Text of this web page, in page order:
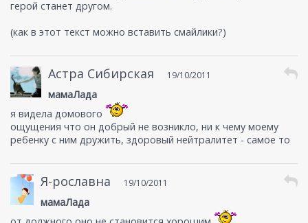
герой станет другом.
(как в этот текст можно вставить смайлики?)
Астра Сибирская 19/10/2011
мамаЛада
я видела домового
ощущения что он добрый не возникло, ни к чему моему
ребенку с ним дружить, здоровый нейтралитет - самое то
Я-рославна 19/10/2011
мамаЛада